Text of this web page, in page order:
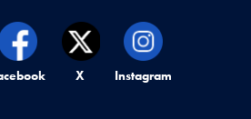
på,
Krisinformation på,
X Krisinformation på,
Instagram